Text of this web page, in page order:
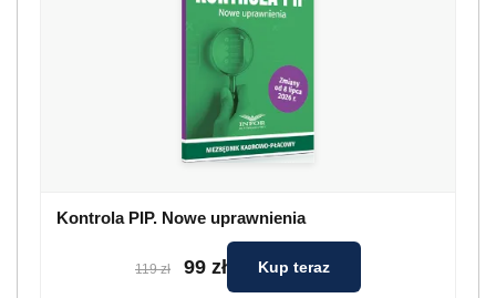
Kontrola PIP. Nowe uprawnienia
119 zł 99 zł Kup teraz